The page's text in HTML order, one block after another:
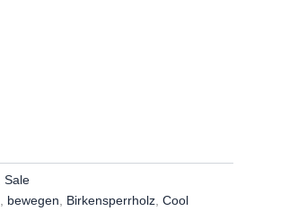
Sale
bewegen Birkensperrholz Cool